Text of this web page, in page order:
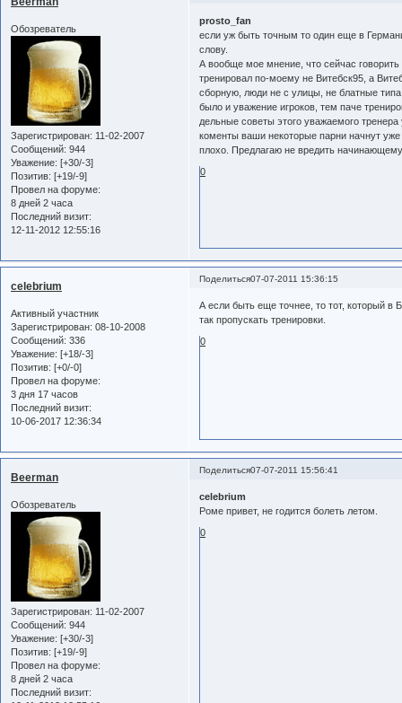
Обозреватель
Зарегистрирован: 11-02-2007
Сообщений: 944
Уважение: [+30/-3]
Позитив: [+19/-9]
Провел на форуме:
8 дней 2 часа
Последний визит:
12-11-2012 12:55:16
prosto_fan
если уж быть точным то один еще в
слову.
А вообще мое мнение, что сейчас говорить
тренировал по-моему не Витебск95, а
сборную, люди не с улицы, не блатные
было и уважение игроков, тем паче
дельные советы этого уважаемого
коменты ваши некоторые парни начнут
плохо. Предлагаю не вредить
0
Поделиться07-07-2011 15:36:15
celebrium
Активный участник
Зарегистрирован: 08-10-2008
Сообщений: 336
Уважение: [+18/-3]
Позитив: [+0/-0]
Провел на форуме:
3 дня 17 часов
Последний визит:
10-06-2017 12:36:34
А если быть еще точнее, то тот, который в
так пропускать тренировки.
0
Поделиться07-07-2011 15:56:41
Beerman
Обозреватель
Зарегистрирован: 11-02-2007
Сообщений: 944
Уважение: [+30/-3]
Позитив: [+19/-9]
Провел на форуме:
8 дней 2 часа
Последний визит:
celebrium
Роме привет, не годится болеть летом.
0